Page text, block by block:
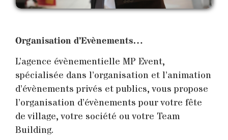
Organisation d’Evènements…
L’agence évènementielle MP Event,
spécialisée dans l’organisation et l’animation
d’évènements privés et publics, vous propose
l’organisation d’évènements pour votre fête
de village, votre société ou votre Team
Building.